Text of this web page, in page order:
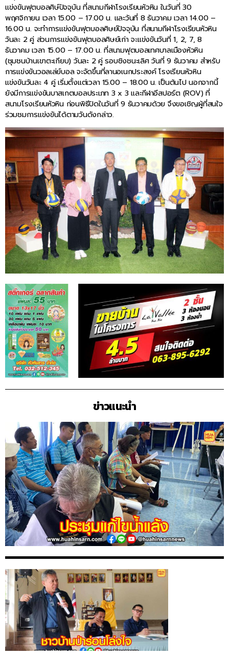
แข่งขันฟุตบอลศิษ์ปัจจุบัน ที่สนามกีฬาโรงเรียนหัวหิน ในวันที่ 30
พฤศจิกายน เวลา 15.00 – 17.00 น. และวันที่ 8 ธันวาคม เวลา 14.00 –
16.00 น. จะทำการแข่งขันฟุตบอลศิษย์ปัจจุบัน ที่สนามกีฬาโรงเรียนหัวหิน
วันละ 2 คู่ ส่วนการแข่งขันฟุตบอลศิษย์เก่า จะแข่งขันวันที่ 1, 2, 7, 8
ธันวาคม เวลา 15.00 – 17.00 น. ที่สนามฟุตบอลเทศบาลเมืองหัวหิน
(ชุมชนบ้านเขาตะเกียบ) วันละ 2 คู่ รอบชิงชนะเลิศ วันที่ 9 ธันวาคม สำหรับ
การแข่งขันวอลเล่ย์บอล จะจัดขึ้นที่ลานอเนกประสงค์ โรงเรียนหัวหิน
แข่งขันวันละ 4 คู่ เริ่มตั้งแต่เวลา 15.00 – 18.00 น. เป็นต้นไป นอกจากนี้
ยังมีการแข่งขันบาสเกตบอลประเภท 3 x 3 และกีฬาอีสปอร์ต (ROV) ที่
สนามโรงเรียนหัวหิน ก่อนพิธีปิดในวันที่ 9 ธันวาคมด้วย จึงขอเชิญผู้ที่สนใจ
ร่วมชมการแข่งขันได้ตามวันดังกล่าว.
ข่าวแนะนำ